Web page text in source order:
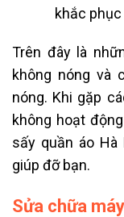
khắc
Trên đây là
không nóng và
nóng. Khi gặp
không hoạt
sấy quần áo Hà
giúp đỡ bạn.
Sửa chữa